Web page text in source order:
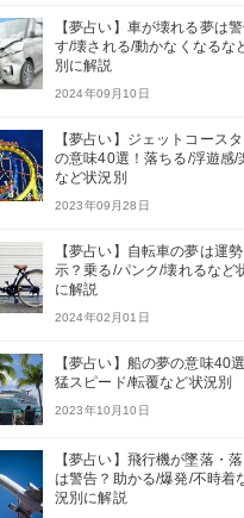
【夢占い】車が壊れる夢は
す/壊される/動かなくなるな
別に解説
2024年09月10日
【夢占い】ジェットコース
の意味40選！落ちる/浮遊感/
など状況別
2023年09月28日
【夢占い】自転車の夢は運
示？乗る/パンク/壊れるなど
に解説
2024年02月01日
【夢占い】船の夢の意味40
猛スピード/転覆など状況別
2023年10月10日
【夢占い】飛行機が墜落・
は警告？助かる/爆発/不時着
況別に解説